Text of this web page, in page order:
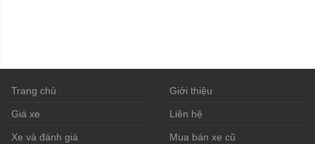
Trang chủ Giới thiệu
Giá xe Liên hệ
Xe và đánh giá Mua bán xe cũ